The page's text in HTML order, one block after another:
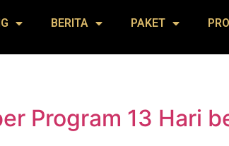
BERITA PAKET
Program 13 Hari